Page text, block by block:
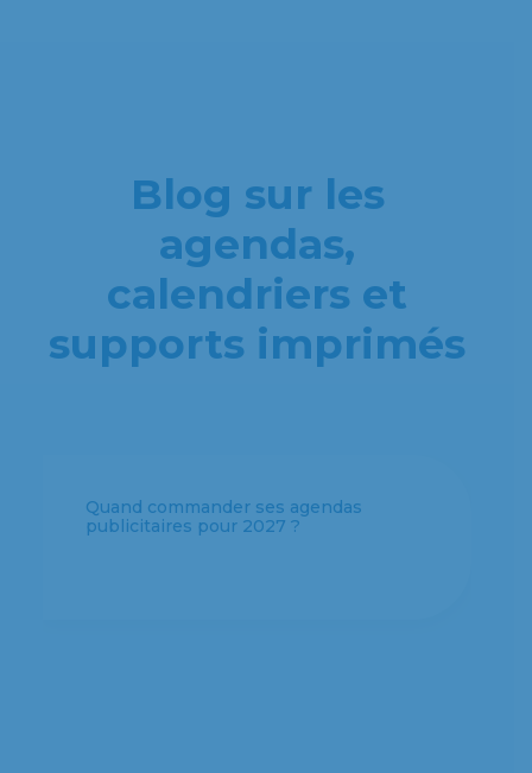
Blog sur les
agendas,
calendriers et
supports imprimés
Quel format d’agenda personnalisé
choisir pour votre entreprise ?